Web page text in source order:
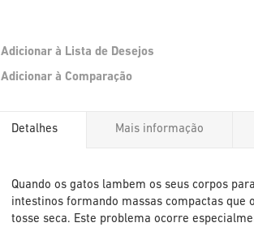
Adicionar à Lista de Desejos
Adicionar à Comparação
da
imagens
Detalhes
Quando os gatos lambem os seus corpos
intestinos formando massas compactas que
tosse seca. Este problema ocorre
Mais informação